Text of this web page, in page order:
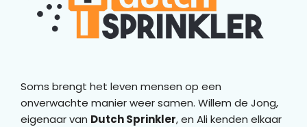
Soms brengt het leven mensen op een
onverwachte manier weer samen. Willem de Jong,
eigenaar van Dutch Sprinkler, en Ali kenden elkaar